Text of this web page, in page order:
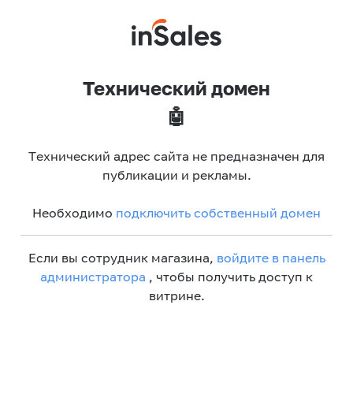
Технический домен
🤖
Технический адрес сайта не предназначен для
публикации и рекламы.
Необходимо подключить собственный домен
Если вы сотрудник магазина, войдите в панель
администратора , чтобы получить доступ к
витрине.